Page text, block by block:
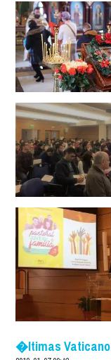
�ltimas Vaticano